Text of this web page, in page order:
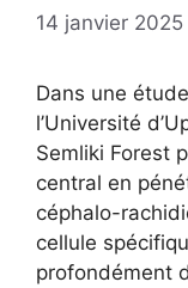
14 janvier 2025
Dans une
l’Université
Semliki Forest
central en
céphalo-
cellule
profondément